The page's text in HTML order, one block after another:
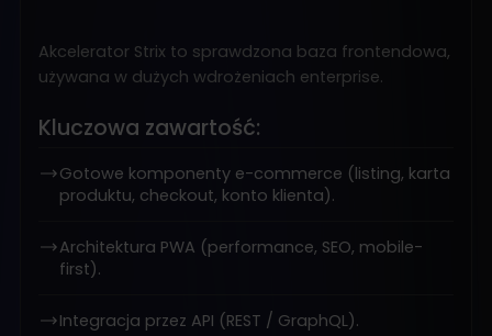
Akcelerator Strix to sprawdzona baza frontendowa,
używana w dużych wdrożeniach enterprise.
Kluczowa zawartość:
Gotowe komponenty e-commerce (listing, karta
produktu, checkout, konto klienta).
Architektura PWA (performance, SEO, mobile-
first).
Integracja przez API (REST / GraphQL).